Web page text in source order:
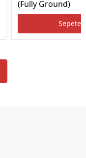
(Fully Ground)
Sepete